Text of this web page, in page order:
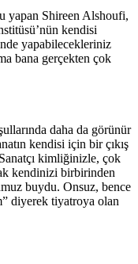
yapan Shireen Alshoufi,
kendisi
yapabilecekleriniz
bana gerçekten çok
daha da görünür
kendisi için bir çıkış
kimliğinizle, çok
kendinizi birbirinden
buydu. Onsuz, bence
diyerek tiyatroya olan